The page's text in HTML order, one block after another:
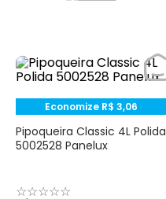
Economize R$ 3,06
Pipoqueira Classic 4L Polida
5002528 Panelux
☆☆☆☆☆